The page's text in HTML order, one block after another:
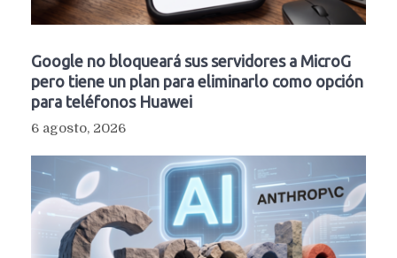
Google no bloqueará sus servidores a MicroG
pero tiene un plan para eliminarlo como opción
para teléfonos Huawei
6 agosto, 2026